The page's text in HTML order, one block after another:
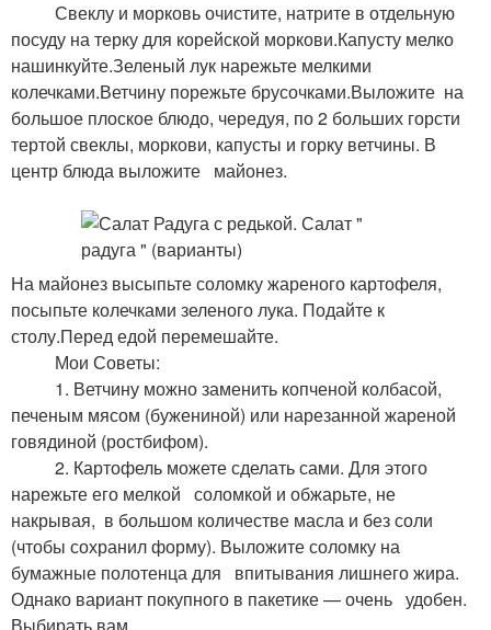
Свеклу и морковь очистите, натрите в отдельную
посуду на терку для корейской моркови.Капусту мелко
нашинкуйте.Зеленый лук нарежьте мелкими
колечками.Ветчину порежьте брусочками.Выложите на
большое плоское блюдо, чередуя, по 2 больших горсти
тертой свеклы, моркови, капусты и горку ветчины. В
центр блюда выложите майонез.
На майонез высыпьте соломку жареного картофеля,
посыпьте колечками зеленого лука. Подайте к
столу.Перед едой перемешайте.
Мои Советы:
1. Ветчину можно заменить копченой колбасой,
печеным мясом (бужениной) или нарезанной жареной
говядиной (ростбифом).
2. Картофель можете сделать сами. Для этого
нарежьте его мелкой соломкой и обжарьте, не
накрывая, в большом количестве масла и без соли
(чтобы сохранил форму). Выложите соломку на
бумажные полотенца для впитывания лишнего жира.
Однако вариант покупного в пакетике — очень удобен.